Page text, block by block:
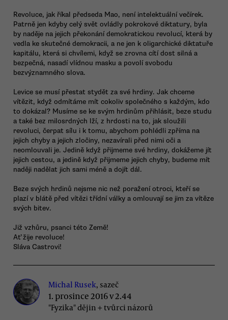
Revoluce, jak říkal předseda Mao, není intelektuální večírek.
Patrně jen kdyby celý svět ovládly pokrokové diktatury, byla
by naděje na jejich překonání demokratickou revolucí, která by
vedla ke skutečné demokracii, a ne jen k oligarchické diktatuře
kapitálu, která si chvílemi, když se zrovna cítí dost silná a
bezpečná, nasadí vlídnou masku a povolí svobodu
bezvýznamného slova.
Levice se musí přestat stydět za své hrdiny. Jak chceme
vítězit, když odmítáme mít cokoliv společného s každým, kdo
to dokázal? Musíme se ke svým hrdinům přihlásit, beze studu
a také bez milosrdných lží, z hrdosti na to, jak sloužili
revoluci, čerpat sílu i k tomu, abychom pohlédli zpříma na
jejich chyby a jejich zločiny, nezavírali před nimi oči a
neomlouvali je. Jedině když přijmeme své hrdiny, dokážeme jít
jejich cestou, a jedině když přijmeme jejich chyby, budeme mít
naději nadělat jich sami méně a dojít dál.
Beze svých hrdinů nejsme nic než poražení otroci, kteří se
plazí v blátě před vítězi třídní války a omlouvají se jim za vítěze
svých bitev.
Již vzhůru, psanci této Země!
Ať žije revoluce!
Sláva Castrovi!
Michal Rusek, sazeč
1. prosince 2016 v 2.44
"Fyzika" dějin + tvůrci názorů